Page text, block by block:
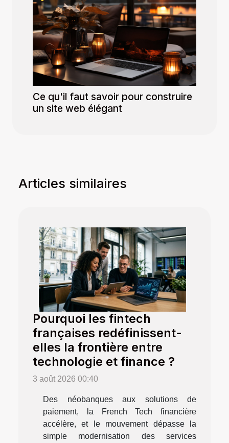
Ce qu'il faut savoir pour construire
un site web élégant
Articles similaires
Pourquoi les fintech
françaises redéfinissent-
elles la frontière entre
technologie et finance ?
3 août 2026 00:40
Des néobanques aux solutions de
paiement, la French Tech financière
accélère, et le mouvement dépasse la
simple modernisation des services